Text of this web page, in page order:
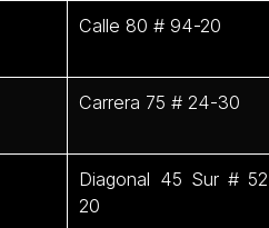
Calle 80 # 94-20
Carrera 75 # 24-30
Diagonal 45 Sur #
20